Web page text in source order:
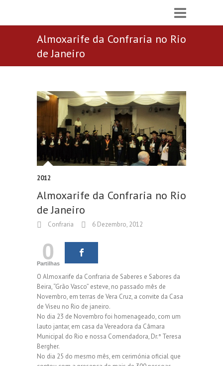
Almoxarife da Confraria no Rio
de Janeiro
2012
Almoxarife da Confraria no Rio
de Janeiro
Confraria 6 Dezembro, 2012
0
Partilhas
O Almoxarife da Confraria de Saberes e Sabores da
Beira, “Grão Vasco” esteve, no passado mês de
Novembro, em terras de Vera Cruz, a convite da Casa
de Viseu no Rio de janeiro.
No dia 23 de Novembro foi homenageado, com um
lauto jantar, em casa da Vereadora da Câmara
Municipal do Rio e nossa Comendadora, Dr.ª Teresa
Bergher.
No dia 25 do mesmo mês, em cerimónia oficial que